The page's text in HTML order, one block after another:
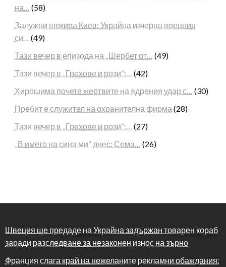
на… (58)
Залужни шокира Киев: Украйна изчерпа военния
си… (49)
Тази вечер в епизода на „Шербет от… (49)
Тази вечер в „Грехове и рози“:… (42)
Хирошима почете жертвите на ядрения удар с… (30)
Пребит е служител на охранителна фирма (28)
Тази вечер в „Грехове и рози“:… (27)
„В името на сина ми“ днес: Сема… (26)
Швеция ще предаде на Украйна задържан товарен кораб
заради разследване за незаконен износ на зърно
Франция слага край на нежеланите рекламни обаждания: